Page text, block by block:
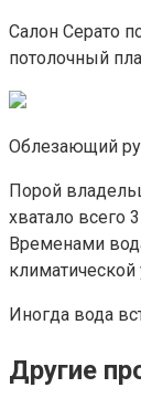
Салон Серато
потолочный
Облезающий
Порой
хватало всего
Временами
климатической
Иногда вода
Другие